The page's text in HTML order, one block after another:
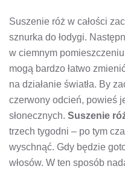
Suszenie róż w całości
sznurka do łodygi.
w ciemnym
mogą bardzo łatwo
na działanie światła. By
czerwony odcień, powieś
słonecznych. Suszenie
trzech tygodni – po tym
wyschnąć. Gdy będzie
włosów. W ten sposób